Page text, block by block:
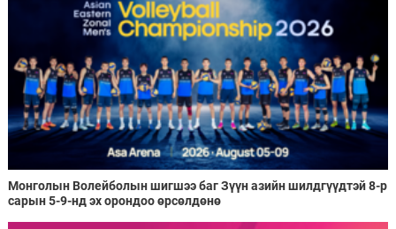
Монголын Волейболын шигшээ баг Зүүн азийн шилдгүүдтэй 8-р
сарын 5-9-нд эх орондоо өрсөлдөнө